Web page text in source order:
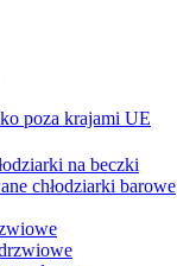
poza krajami UE
na beczki
chłodziarki barowe